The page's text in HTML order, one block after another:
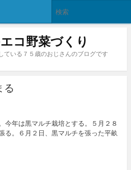
コ野菜づくり
ている７５歳のおじさんのブログです
る
今年は黒マルチ栽培とする。５月２８
る。６月２日、黒マルチを張った平畝